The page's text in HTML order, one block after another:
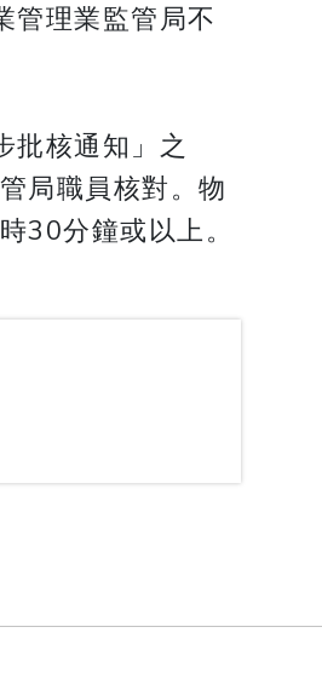
管理業監管局不
批核通知」之
局職員核對。物
30分鐘或以上。